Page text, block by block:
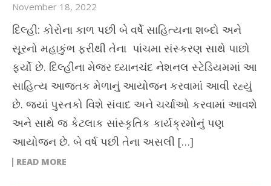
November 18, 2022
દિલ્હી: કોરોના કાળ પછી બે વર્ષે સાહિત્યના શબ્દો અને
સૂરનો મહાકુંભ ફરીથી તેના પાંચમા સંસ્કરણ સાથે પાછો
ફર્યો છે. દિલ્હીના મેજર ધ્યાનચંદ નેશનલ સ્ટેડિયમમાં આ
સાહિત્ય આજતક મેળાનું આયોજન કરવામાં આવી રહ્યું
છે. જ્યાં પુસ્તકો વિશે સંવાદ અને ચર્ચાઓ કરવામાં આવશે
અને સાથે જ કેટલાક સાંસ્કૃતિક કાર્યક્રમોનું પણ
આયોજન છે. બે વર્ષ પછી તેના અસલી […]
READ MORE